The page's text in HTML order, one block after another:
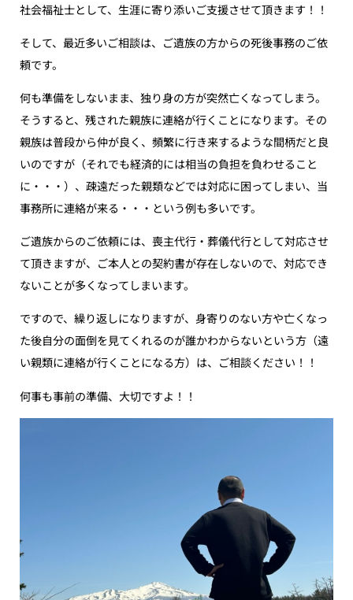
社会福祉士として、生涯に寄り添いご支援させて頂きます！！
そして、最近多いご相談は、ご遺族の方からの死後事務のご依
頼です。
何も準備をしないまま、独り身の方が突然亡くなってしまう。
そうすると、残された親族に連絡が行くことになります。その
親族は普段から仲が良く、頻繁に行き来するような間柄だと良
いのですが（それでも経済的には相当の負担を負わせること
に・・・）、疎遠だった親類などでは対応に困ってしまい、当
事務所に連絡が来る・・・という例も多いです。
ご遺族からのご依頼には、喪主代行・葬儀代行として対応させ
て頂きますが、ご本人との契約書が存在しないので、対応でき
ないことが多くなってしまいます。
ですので、繰り返しになりますが、身寄りのない方や亡くなっ
た後自分の面倒を見てくれるのが誰かわからないという方（遠
い親類に連絡が行くことになる方）は、ご相談ください！！
何事も事前の準備、大切ですよ！！